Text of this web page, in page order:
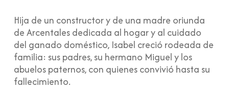
Hija de un constructor y de una madre oriunda
de Arcentales dedicada al hogar y al cuidado
del ganado doméstico, Isabel creció rodeada de
familia: sus padres, su hermano Miguel y los
abuelos paternos, con quienes convivió hasta su
fallecimiento.